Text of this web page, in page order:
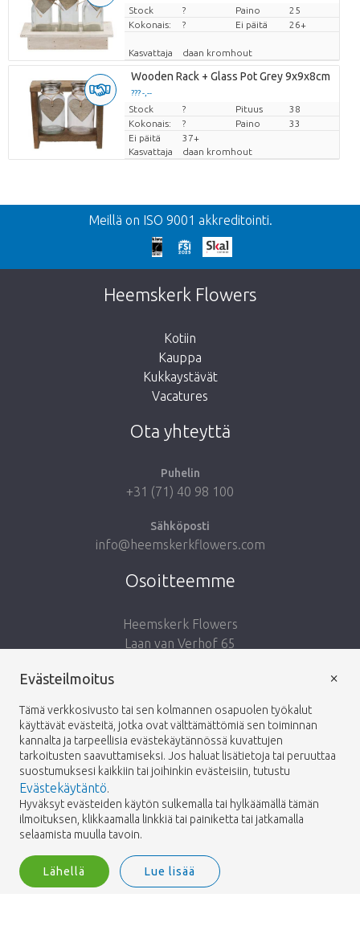
Hinta per kappale
Stock ? Paino
25
Kokonais:
? Ei päitä 26+
Kasvattaja daan kromhout
Wooden Rack + Glass Pot Grey 9x9x8cm
??? -,--
Hinta per kappale
Stock ? Pituus
38
Kokonais:
? Paino
33
Ei päitä
37+
Kasvattaja
daan kromhout
Takaisin
Liian myöhäistä!
Valitettavasti tämä tuote on loppuunmyyty.
Vie minut takaisin kauppaan
Meillä on ISO 9001 akkreditointi.
Heemskerk Flowers
Kotiin
Kauppa
Kukkaystävät
Vacatures
Ota yhteyttä
Puhelin
+31 (71) 40 98 100
Sähköposti
info@heemskerkflowers.com
Osoitteemme
Heemskerk Flowers
Laan van Verhof 65
Netherlands
Seuraa meitä:
© 2026 -Heemskerk Flowers
Heemskerk Flowers is a trading name of BGH A.Heemskerk AZN b.v.
Evästeilmoitus
Tämä verkkosivusto tai sen kolmannen osapuolen työkalut
käyttävät evästeitä, jotka ovat välttämättömiä sen toiminnan
kannalta ja tarpeellisia evästekäytännössä kuvattujen
tarkoitusten saavuttamiseksi. Jos haluat lisätietoja tai peruuttaa
suostumuksesi kaikkiin tai joihinkin evästeisiin, tutustu
Evästekäytäntö.
Hyväksyt evästeiden käytön sulkemalla tai hylkäämällä tämän
ilmoituksen, klikkaamalla linkkiä tai painiketta tai jatkamalla
selaamista muulla tavoin.
Lähellä Lue lisää
×